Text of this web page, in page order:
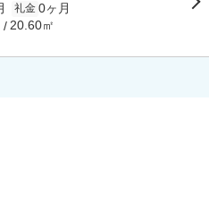
礼金 0ヶ月
20.60㎡